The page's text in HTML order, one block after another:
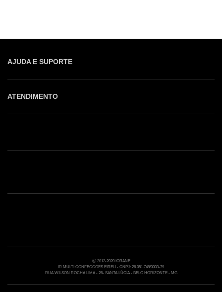
AJUDA E SUPORTE
ATENDIMENTO
Nossas Lojas
Ⓒ 2012-2020 IORANE
IR MULTI CONFECCOES EIRELI - CNPJ: 26.051.748/0003-79
RUA WILSON ROCHA LIMA - 26- SANTA LÚCIA - BELO HORIZONTE - MG